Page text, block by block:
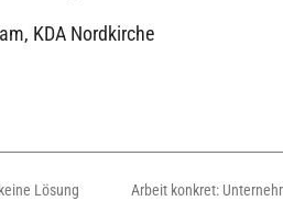
KDA Nord­kir­che
Lösung Arbeit konkret: